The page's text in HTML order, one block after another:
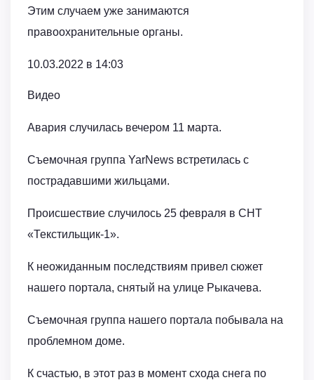
Этим случаем уже занимаются
правоохранительные органы.
10.03.2022 в 14:03
Видео
Авария случилась вечером 11 марта.
Съемочная группа YarNews встретилась с
пострадавшими жильцами.
Происшествие случилось 25 февраля в СНТ
«Текстильщик-1».
К неожиданным последствиям привел сюжет
нашего портала, снятый на улице Рыкачева.
Съемочная группа нашего портала побывала на
проблемном доме.
К счастью, в этот раз в момент схода снега по